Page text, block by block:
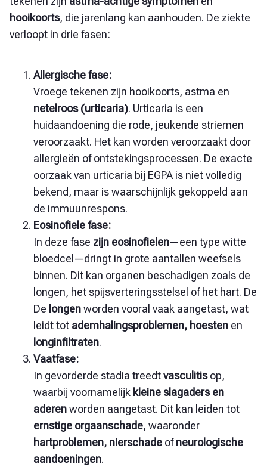
hooikoorts, die jarenlang kan aanhouden. De ziekte
verloopt in drie fasen:
Allergische fase:
Vroege tekenen zijn hooikoorts, astma en
netelroos (urticaria). Urticaria is een
huidaandoening die rode, jeukende striemen
veroorzaakt. Het kan worden veroorzaakt door
allergieën of ontstekingsprocessen. De exacte
oorzaak van urticaria bij EGPA is niet volledig
bekend, maar is waarschijnlijk gekoppeld aan
de immuunrespons.
Eosinofiele fase:
In deze fase zijn eosinofielen—een type witte
bloedcel—dringt in grote aantallen weefsels
binnen. Dit kan organen beschadigen zoals de
longen, het spijsverteringsstelsel of het hart. De
De longenworden vooral vaak aangetast, wat
leidt tot ademhalingsproblemen, hoesten en
longinfiltraten.
Vaatfase:
In gevorderde stadia treedtvasculitisop,
waarbij voornamelijk kleine slagaders en
aderenworden aangetast. Dit kan leiden tot
ernstige orgaanschade, waaronder
hartproblemen, nierschade ofneurologische
aandoeningen.